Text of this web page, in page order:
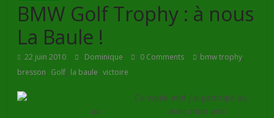
BMW Golf Trophy : à nous
La Baule !
22 juin 2010 Dominique 0 Comments bmw trophy,
bresson, Golf, la baule,victoire
Ce week-end j’ai participé au
au
avec mon ami